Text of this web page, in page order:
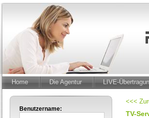
Home Die Agentur LIVE-
Benutzername:
<<<
TV-